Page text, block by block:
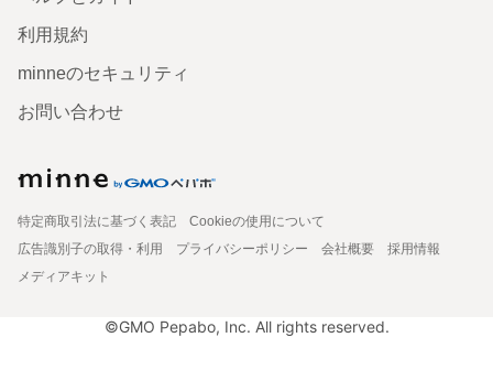
利用規約
minneのセキュリティ
お問い合わせ
特定商取引法に基づく表記
Cookieの使用について
広告識別子の取得・利用
プライバシーポリシー 会社概要
採用情報
メディアキット
©GMO Pepabo, Inc. All rights reserved.